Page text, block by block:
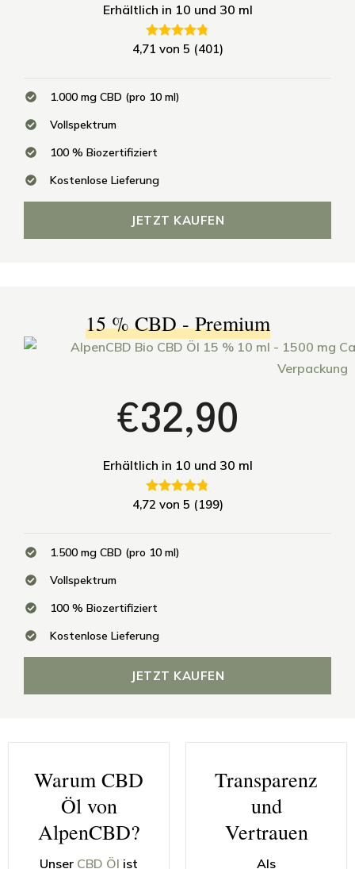
Erhältlich in 10 und 30 ml
4,71 von 5 (401)
1.000 mg CBD (pro 10 ml)
Vollspektrum
100 % Biozertifiziert
Kostenlose Lieferung
JETZT KAUFEN
15 % CBD - Premium
€32,90
Erhältlich in 10 und 30 ml
4,72 von 5 (199)
1.500 mg CBD (pro 10 ml)
Vollspektrum
100 % Biozertifiziert
Kostenlose Lieferung
JETZT KAUFEN
Warum CBD
Öl von
AlpenCBD?
Unser CBD Öl ist
Transparenz
und
Vertrauen
Als